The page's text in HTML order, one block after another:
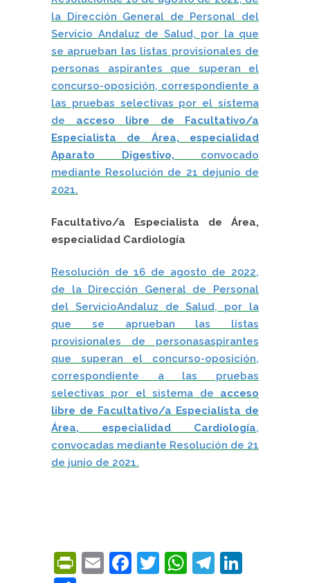
la Dirección General de Personal del
Servicio Andaluz de Salud, por la que
se aprueban las listas provisionales de
personas aspirantes que superan el
concurso-oposición, correspondiente a
las pruebas selectivas por el sistema
de acceso libre de Facultativo/a
Especialista de Área, especialidad
Aparato Digestivo, convocado
mediante Resolución de 21 dejunio de
2021.
Facultativo/a Especialista de Área,
especialidad Cardiología
Resolución de 16 de agosto de 2022,
de la Dirección General de Personal
del ServicioAndaluz de Salud, por la
que se aprueban las listas
provisionales de personasaspirantes
que superan el concurso-oposición,
correspondiente a las pruebas
selectivas por el sistema de acceso
libre de Facultativo/a Especialista de
Área, especialidad Cardiología,
convocadas mediante Resolución de 21
de junio de 2021.
PrintFriendly
EmailFacebook
Twitter
WhatsApp